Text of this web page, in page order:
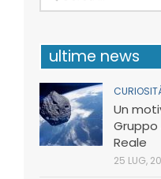
per:
ultime news
Un
Gruppo
Reale
25 LUG,